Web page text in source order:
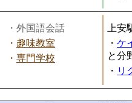
・外国語会話
・ 趣味教室
・ 専門学校
上
・ ケ
と分
・ リ